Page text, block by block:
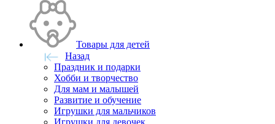
Товары для детей
Назад
Праздник и подарки
Хобби и творчество
Для мам и малышей
Развитие и обучение
Игрушки для мальчиков